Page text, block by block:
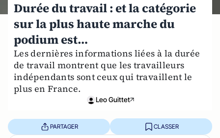
Durée du travail : et la catégorie
sur la plus haute marche du
podium est…
Les dernières informations liées à la durée
de travail montrent que les travailleurs
indépendants sont ceux qui travaillent le
plus en France.
Leo Guittet
PARTAGER CLASSER